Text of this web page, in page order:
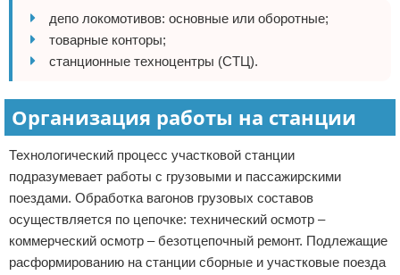
депо локомотивов: основные или оборотные;
товарные конторы;
станционные техноцентры (СТЦ).
Организация работы на станции
Технологический процесс участковой станции
подразумевает работы с грузовыми и пассажирскими
поездами. Обработка вагонов грузовых составов
осуществляется по цепочке: технический осмотр –
коммерческий осмотр – безотцепочный ремонт. Подлежащие
расформированию на станции сборные и участковые поезда